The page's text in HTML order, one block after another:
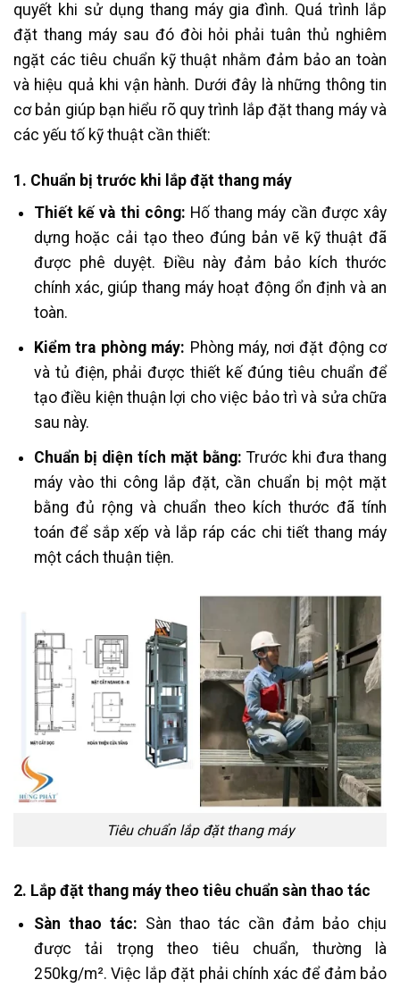
quyết khi sử dụng thang máy gia đình. Quá trình lắp
đặt thang máy sau đó đòi hỏi phải tuân thủ nghiêm
ngặt các tiêu chuẩn kỹ thuật nhằm đảm bảo an toàn
và hiệu quả khi vận hành. Dưới đây là những thông tin
cơ bản giúp bạn hiểu rõ quy trình lắp đặt thang máy và
các yếu tố kỹ thuật cần thiết:
1. Chuẩn bị trước khi lắp đặt thang máy
Thiết kế và thi công: Hố thang máy cần được xây
dựng hoặc cải tạo theo đúng bản vẽ kỹ thuật đã
được phê duyệt. Điều này đảm bảo kích thước
chính xác, giúp thang máy hoạt động ổn định và an
toàn.
Kiểm tra phòng máy: Phòng máy, nơi đặt động cơ
và tủ điện, phải được thiết kế đúng tiêu chuẩn để
tạo điều kiện thuận lợi cho việc bảo trì và sửa chữa
sau này.
Chuẩn bị diện tích mặt bằng: Trước khi đưa thang
máy vào thi công lắp đặt, cần chuẩn bị một mặt
bằng đủ rộng và chuẩn theo kích thước đã tính
toán để sắp xếp và lắp ráp các chi tiết thang máy
một cách thuận tiện.
Tiêu chuẩn lắp đặt thang máy
2. Lắp đặt thang máy theo tiêu chuẩn sàn thao tác
Sàn thao tác: Sàn thao tác cần đảm bảo chịu
được tải trọng theo tiêu chuẩn, thường là
250kg/m². Việc lắp đặt phải chính xác để đảm bảo